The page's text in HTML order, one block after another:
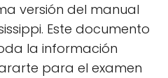
versión del manual
Este documento
la información
para el examen